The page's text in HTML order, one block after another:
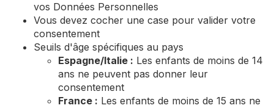
vos Données Personnelles
Vous devez cocher une case pour valider votre
consentement
Seuils d'âge spécifiques au pays
Espagne/Italie : Les enfants de moins de 14
ans ne peuvent pas donner leur
consentement
France : Les enfants de moins de 15 ans ne